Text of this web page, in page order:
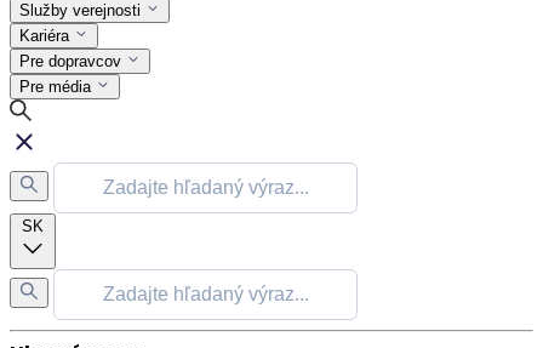
Služby verejnosti
Kariéra
Pre dopravcov
Pre média
SK